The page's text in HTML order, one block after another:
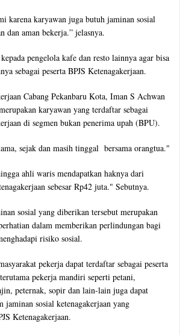
karena karyawan juga butuh jaminan sosial
dan aman bekerja.” jelasnya.
pengelola kafe dan resto lainnya agar bisa
sebagai peserta BPJS Ketenagakerjaan.
Cabang Pekanbaru Kota, Iman S Achwan
karyawan yang terdaftar sebagai
di segmen bukan penerima upah (BPU).
sejak dan masih tinggal bersama orangtua."
ahli waris mendapatkan haknya dari
sebesar Rp42 juta." Sebutnya.
sosial yang diberikan tersebut merupakan
dalam memberikan perlindungan bagi
risiko sosial.
pekerja dapat terdaftar sebagai peserta
pekerja mandiri seperti petani,
peternak, sopir dan lain-lain juga dapat
jaminan sosial ketenagakerjaan yang
Ketenagakerjaan.